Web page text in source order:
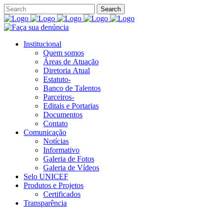
Institucional
Quem somos
Áreas de Atuação
Diretoria Atual
Estatuto-
Banco de Talentos
Parceiros-
Editais e Portarias
Documentos
Contato
Comunicação
Notícias
Informativo
Galeria de Fotos
Galeria de Vídeos
Selo UNICEF
Produtos e Projetos
Certificados
Transparência